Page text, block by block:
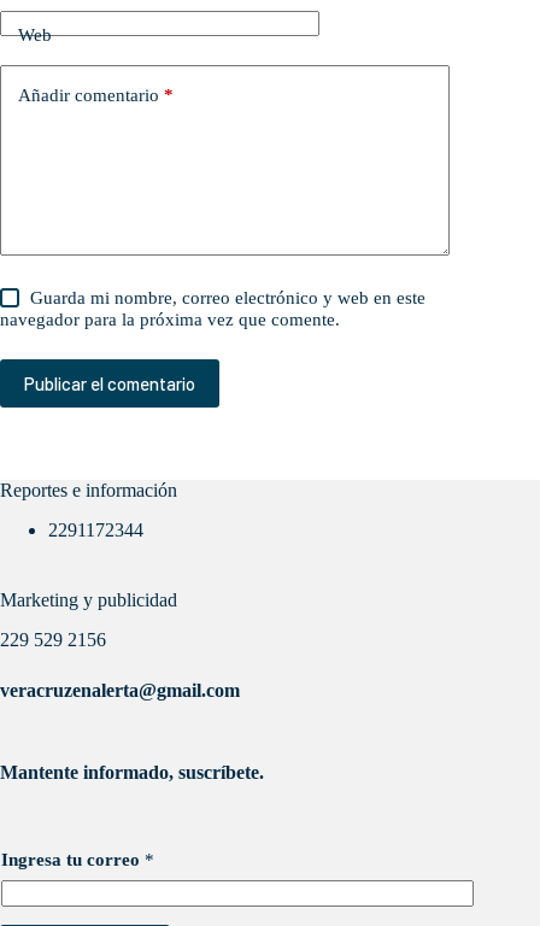
Web
Añadir comentario *
Guarda mi nombre, correo electrónico y web en este
navegador para la próxima vez que comente.
Publicar el comentario
Reportes e información
2291172344
Marketing y publicidad
229 529 2156
veracruzenalerta@gmail.com
Mantente informado, suscríbete.
Ingresa tu correo *